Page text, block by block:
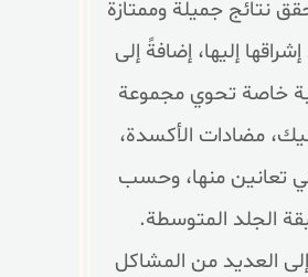
نتائج جميلة وممتازة
إليها، إضافةً إلى
خاصة تحوي مجموعة
مضادات الأكسدة،
تعانين منها، وحسب
الجلد المتوسطة.
العديد من المشاكل